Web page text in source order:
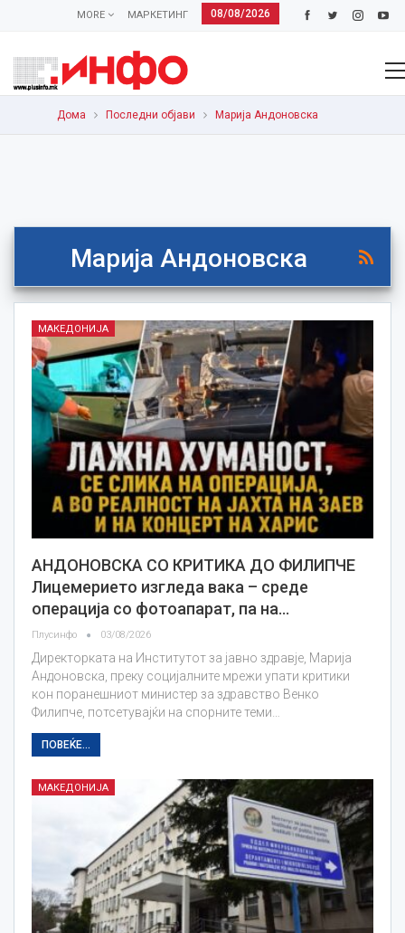
08/08/2026
МАРКЕТИНГ
MORE
Дома Последни објави Марија Андоновска
Марија Андоновска
МАКЕДОНИЈА
АНДОНОВСКА СО КРИТИКА ДО ФИЛИПЧЕ
Лицемерието изгледа вака – среде
операција со фотоапарат, па на…
Плусинфо 03/08/2026
Директорката на Институтот за јавно здравје, Марија
Андоновска, преку социјалните мрежи упати критики
кон поранешниот министер за здравство Венко
Филипче, потсетувајќи на спорните теми…
ПОВЕЌЕ...
МАКЕДОНИЈА